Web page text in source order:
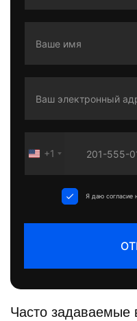
United
+1
Я даю согласие
Часто задаваемые